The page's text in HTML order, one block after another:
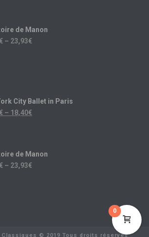
de Manon
€ – 23,93€
City Ballet in Paris
€ – 18,40€
de Manon
€ – 23,93€
Classiques © 2019 Tous droits réservés
0